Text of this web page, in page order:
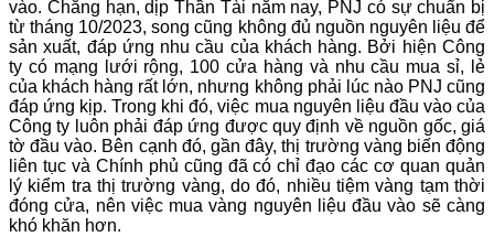
vào. Chẳng hạn, dịp Thần Tài năm nay, PNJ có sự chuẩn bị
từ tháng 10/2023, song cũng không đủ nguồn nguyên liệu để
sản xuất, đáp ứng nhu cầu của khách hàng. Bởi hiện Công
ty có mạng lưới rộng, 100 cửa hàng và nhu cầu mua sỉ, lẻ
của khách hàng rất lớn, nhưng không phải lúc nào PNJ cũng
đáp ứng kịp. Trong khi đó, việc mua nguyên liệu đầu vào của
Công ty luôn phải đáp ứng được quy định về nguồn gốc, giá
tờ đầu vào. Bên cạnh đó, gần đây, thị trường vàng biến động
liên tục và Chính phủ cũng đã có chỉ đạo các cơ quan quản
lý kiểm tra thị trường vàng, do đó, nhiều tiệm vàng tạm thời
đóng cửa, nên việc mua vàng nguyên liệu đầu vào sẽ càng
khó khăn hơn.